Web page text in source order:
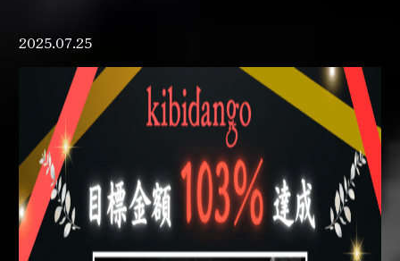
2025.07.25